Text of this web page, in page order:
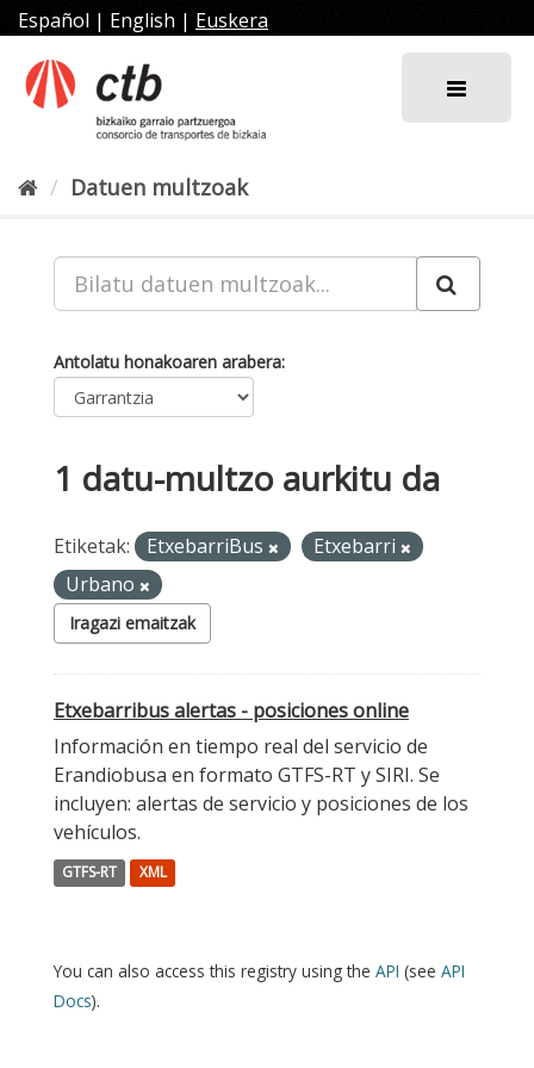
Joan
edukira
Español | English | Euskera
Datuen multzoak
Antolatu honakoaren arabera
1 datu-multzo aurkitu da
Etiketak: EtxebarriBus
Etxebarri
Urbano
Iragazi emaitzak
Etxebarribus alertas - posiciones online
Información en tiempo real del servicio de
Erandiobusa en formato GTFS-RT y SIRI. Se
incluyen: alertas de servicio y posiciones de los
vehículos.
GTFS-RT XML
You can also access this registry using the API (see API
Docs).